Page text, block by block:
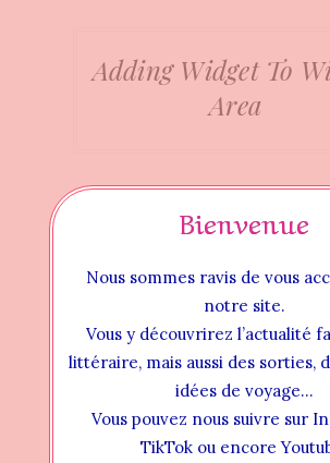
Adding Widget To
Area
Bienvenue
Nous sommes ravis de vous
notre site.
Vous y découvrirez l’actualité
littéraire, mais aussi des sorties,
idées de voyage…
Vous pouvez nous suivre sur
TikTok ou encore